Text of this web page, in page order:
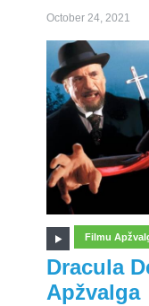
October 24, 2021
Filmu
Dracula
Apžvalga